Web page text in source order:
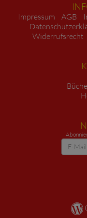
Impressum AGB
Widerrufsrecht